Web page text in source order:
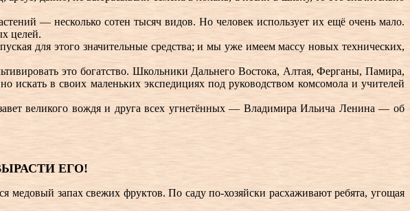
— несколько сотен тысяч видов. Но человек использует их ещё очень мало.
целей.
для этого значительные средства; и мы уже имеем массу новых технических,
это богатство. Школьники Дальнего Востока, Алтая, Ферганы, Памира,
в своих маленьких экспедициях под руководством комсомола и учителей
великого вождя и друга всех угнетённых — Владимира Ильича Ленина — об
ЕГО!
медовый запах свежих фруктов. По саду по-хозяйски расхаживают ребята, угощая